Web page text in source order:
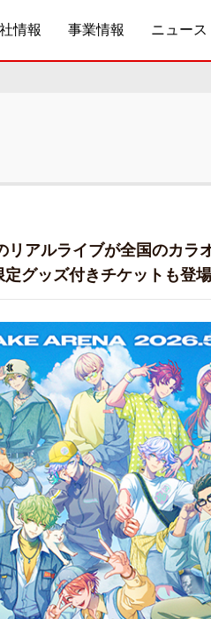
情報 事業情報 ニュース
リアルライブが全国のカ
グッズ付きチケットも登